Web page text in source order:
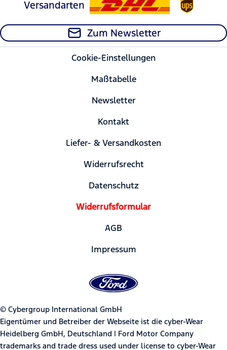
Versandarten
Zum Newsletter
Cookie-Einstellungen
Maßtabelle
Newsletter
Kontakt
Liefer- & Versandkosten
Widerrufsrecht
Datenschutz
Widerrufsformular
AGB
Impressum
© Cybergroup International GmbH
Eigentümer und Betreiber der Webseite ist die cyber-Wear
Heidelberg GmbH, Deutschland | Ford Motor Company
trademarks and trade dress used under license to cyber-Wear